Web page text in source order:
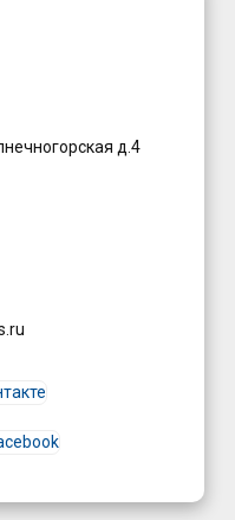
д.4